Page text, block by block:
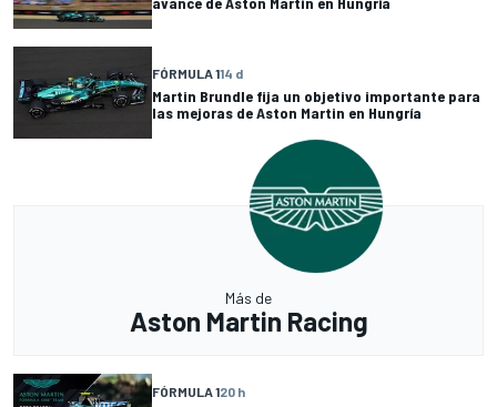
FÓRMULA 114 d
Martin Brundle fija un objetivo importante para
las mejoras de Aston Martin en Hungría
Más de
Aston Martin Racing
FÓRMULA 120 h